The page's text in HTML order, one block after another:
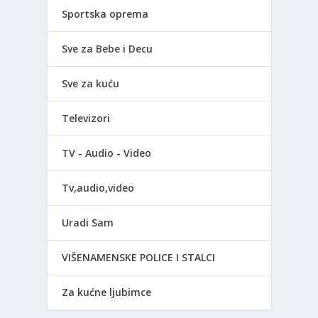
Sportska oprema
Sve za Bebe i Decu
Sve za kuću
Televizori
TV - Audio - Video
Tv,audio,video
Uradi Sam
VIŠENAMENSKE POLICE I STALCI
Za kućne ljubimce